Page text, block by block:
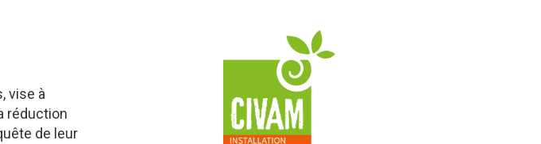
vise à
réduction
de leur